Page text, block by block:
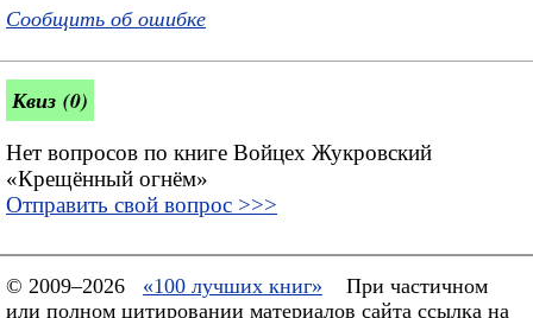
Сообщить об ошибке
Квиз (0)
Нет вопросов по книге Войцех Жукровский
«Крещённый огнём»
Отправить свой вопрос >>>
© 2009–2026 «100 лучших книг»
При частичном
или полном цитировании материалов сайта ссылка на